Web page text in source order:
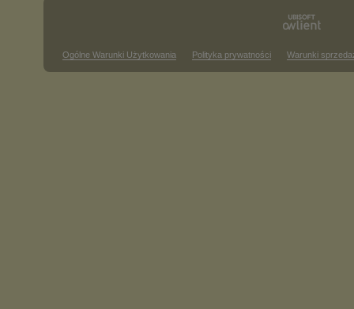
Ogólne Warunki Użytkowania Polityka prywatności Warunki